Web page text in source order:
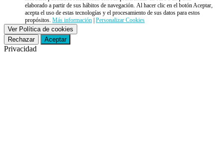
elaborado a partir de sus hábitos de navegación. Al hacer clic en el botón Aceptar,
acepta el uso de estas tecnologías y el procesamiento de sus datos para estos
propósitos.Más información |Personalizar Cookies
Ver Política de cookies
Rechazar
Aceptar
Privacidad